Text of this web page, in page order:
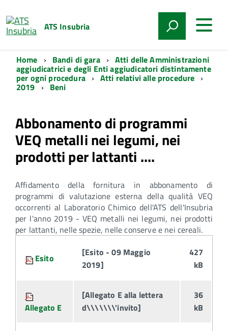
ATS Insubria
Home Bandi di gara Atti delle Amministrazioni
aggiudicatrici e degli Enti aggiudicatori distintamente
per ogni procedura Atti relativi alle procedure
2019 Beni
Abbonamento di programmi
VEQ metalli nei legumi, nei
prodotti per lattanti ....
Affidamento della fornitura in abbonamento di
programmi di valutazione esterna della qualità VEQ
occorrenti al Laboratorio Chimico dell'ATS dell'Insubria
per l'anno 2019 - VEQ metalli nei legumi, nei prodotti
per lattanti, nelle spezie, nelle conserve e nei cereali.
Esito
[Esito - 09 Maggio
2019]
427
kB
Allegato E
[Allegato E alla lettera
d\\\\\\\'invito]
36
kB